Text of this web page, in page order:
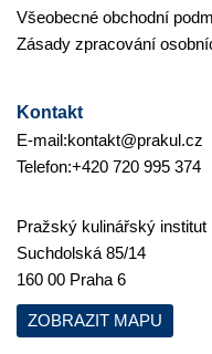
Všeobecné obchodní
Zásady zpracování
Kontakt
E-mail:kontakt@prakul.cz
Telefon:+420 720 995 374
Pražský kulinářský institut
Suchdolská 85/14
160 00 Praha 6
ZOBRAZIT MAPU